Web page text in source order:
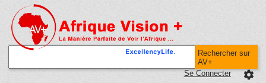
Rechercher sur
AV+
settings
Se Connecter